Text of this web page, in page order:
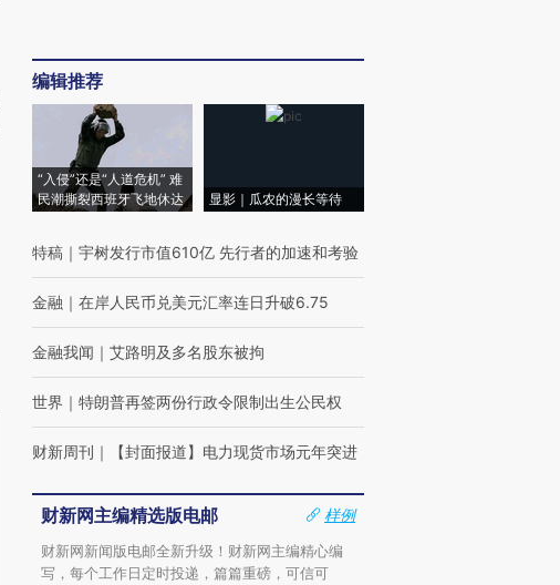
编辑推荐
“入侵”还是“人道危机” 难
民潮撕裂西班牙飞地休达
显影｜瓜农的漫长等待
特稿 ｜ 宇树发行市值610亿 先行者的加速和考验
金融 ｜ 在岸人民币兑美元汇率连日升破6.75
金融我闻 ｜ 艾路明及多名股东被拘
世界 ｜ 特朗普再签两份行政令限制出生公民权
财新周刊 ｜ 【封面报道】电力现货市场元年突进
财新网主编精选版电邮
样例
财新网新闻版电邮全新升级！财新网主编精心编
写，每个工作日定时投递，篇篇重磅，可信可